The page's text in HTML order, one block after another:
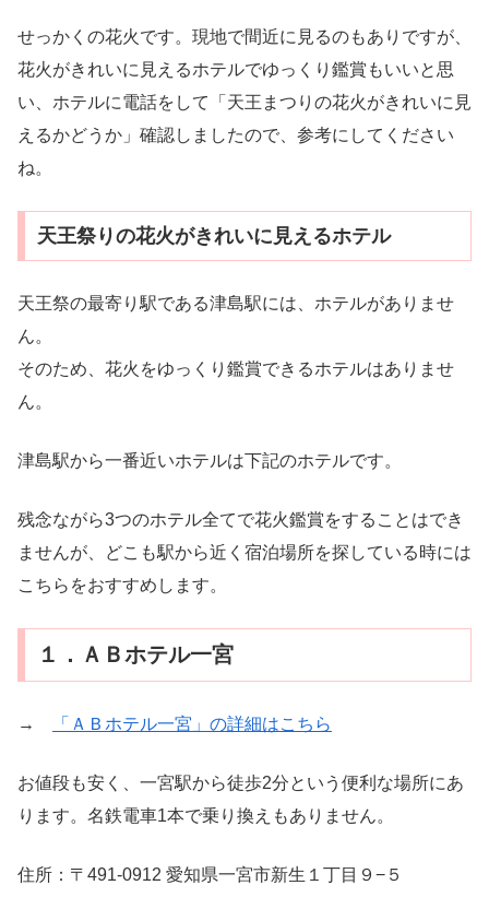
せっかくの花火です。現地で間近に見るのもありですが、
花火がきれいに見えるホテルでゆっくり鑑賞もいいと思
い、ホテルに電話をして「天王まつりの花火がきれいに見
えるかどうか」確認しましたので、参考にしてください
ね。
天王祭りの花火がきれいに見えるホテル
天王祭の最寄り駅である津島駅には、ホテルがありませ
ん。
そのため、花火をゆっくり鑑賞できるホテルはありませ
ん。
津島駅から一番近いホテルは下記のホテルです。
残念ながら3つのホテル全てで花火鑑賞をすることはでき
ませんが、どこも駅から近く宿泊場所を探している時には
こちらをおすすめします。
１．ＡＢホテル一宮
→ 「ＡＢホテル一宮」の詳細はこちら
お値段も安く、一宮駅から徒歩2分という便利な場所にあ
ります。名鉄電車1本で乗り換えもありません。
住所：〒491-0912 愛知県一宮市新生１丁目９−５